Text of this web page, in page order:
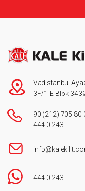
Vadistanbul
3F/1-E Blok
90 (212) 705 80
444 0 243
444 0 243